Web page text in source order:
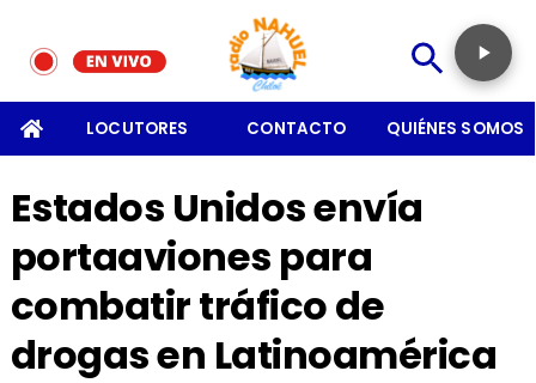
LOCUTORES CONTACTO QUIÉNES SOMOS
Estados Unidos envía
portaaviones para
combatir tráfico de
drogas en Latinoamérica